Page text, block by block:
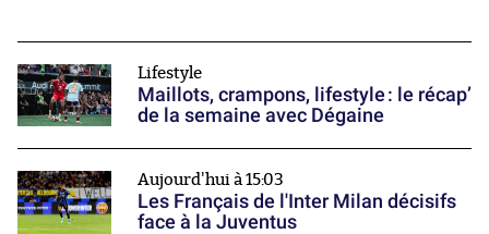
Lifestyle
Maillots, crampons, lifestyle : le récap’
de la semaine avec Dégaine
Aujourd'hui à 15:03
Les Français de l'Inter Milan décisifs
face à la Juventus